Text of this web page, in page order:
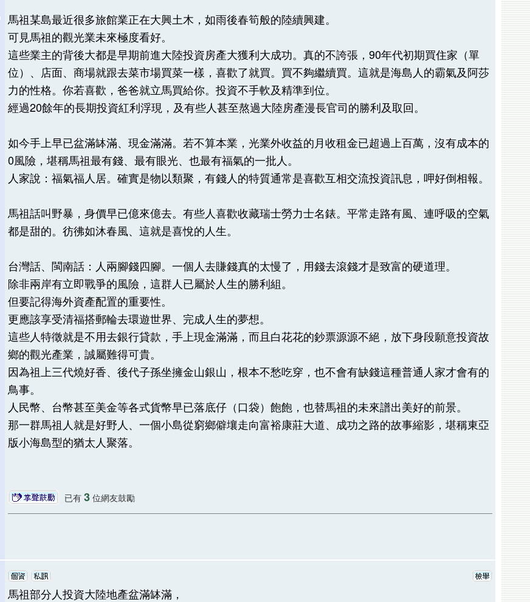
馬祖某島最近很多旅館業正在大興土木，如雨後春筍般的陸續興建。
可見馬祖的觀光業未來極度看好。
這些業主的背後大都是早期前進大陸投資房產大獲利大成功。真的不誇張，90年代初期買住家（單
位）、店面、商場就跟去菜市場買菜一樣，喜歡了就買。買不夠繼續買。這就是海島人的霸氣及阿莎
力的性格。你若喜歡，爸爸就立馬買給你。投資不手軟及精準到位。
經過20餘年的長期投資紅利浮現，及有些人甚至熬過大陸房產漫長官司的勝利及取回。
如今手上早已盆滿缽滿、現金滿滿。若不算本業，光業外收益的月收租金已超過上百萬，沒有成本的
0風險，堪稱馬祖最有錢、最有眼光、也最有福氣的一批人。
人家說：福氣福人居。確實是物以類聚，有錢人的特質通常是喜歡互相交流投資訊息，呷好倒相報。
馬祖話叫野暴，身價早已億來億去。有些人喜歡收藏瑞士勞力士名錶。平常走路有風、連呼吸的空氣
都是甜的。彷彿如沐春風、這就是喜悅的人生。
台灣話、閩南話：人兩腳錢四腳。一個人去賺錢真的太慢了，用錢去滾錢才是致富的硬道理。
除非兩岸有立即戰爭的風險，這群人已屬於人生的勝利組。
但要記得海外資產配置的重要性。
更應該享受清福搭郵輪去環遊世界、完成人生的夢想。
這些人特徵就是不用去銀行貸款，手上現金滿滿，而且白花花的鈔票源源不絕，放下身段願意投資故
鄉的觀光產業，誠屬難得可貴。
因為祖上三代燒好香、後代子孫坐擁金山銀山，根本不愁吃穿，也不會有缺錢這種普通人家才會有的
鳥事。
人民幣、台幣甚至美金等各式貨幣早已落底仔（口袋）飽飽，也替馬祖的未來譜出美好的前景。
那一群馬祖人就是好野人、一個小島從窮鄉僻壤走向富裕康莊大道、成功之路的故事縮影，堪稱東亞
版小海島型的猶太人聚落。
已有 3位網友鼓勵
馬祖部分人投資大陸地產盆滿缽滿，